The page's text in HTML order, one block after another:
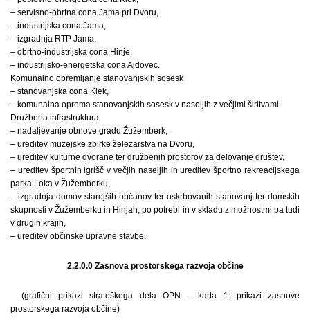
– servisno-obrtna cona Jama pri Dvoru,
– industrijska cona Jama,
– izgradnja RTP Jama,
– obrtno-industrijska cona Hinje,
– industrijsko-energetska cona Ajdovec.
Komunalno opremljanje stanovanjskih sosesk
– stanovanjska cona Klek,
– komunalna oprema stanovanjskih sosesk v naseljih z večjimi širitvami.
Družbena infrastruktura
– nadaljevanje obnove gradu Žužemberk,
– ureditev muzejske zbirke železarstva na Dvoru,
– ureditev kulturne dvorane ter družbenih prostorov za delovanje društev,
– ureditev športnih igrišč v večjih naseljih in ureditev športno rekreacijskega
parka Loka v Žužemberku,
– izgradnja domov starejših občanov ter oskrbovanih stanovanj ter domskih
skupnosti v Žužemberku in Hinjah, po potrebi in v skladu z možnostmi pa tudi
v drugih krajih,
– ureditev občinske upravne stavbe.
2.2.0.0 Zasnova prostorskega razvoja občine
(grafični prikazi strateškega dela OPN – karta 1: prikazi zasnove
prostorskega razvoja občine)